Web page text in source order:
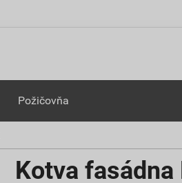
Požičovňa
Kotva